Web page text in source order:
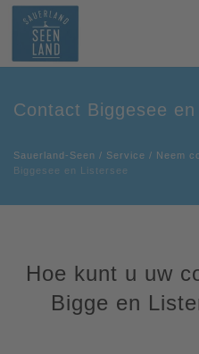
Contact Biggesee
Sauerland-Seen / Service / Neem
Biggesee en Listersee
Hoe kunt u uw
Bigge en